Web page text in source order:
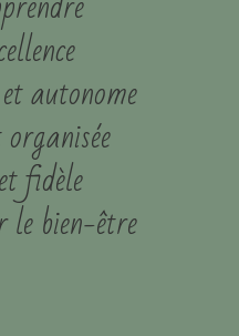
autonome
fidèle
le bien-être